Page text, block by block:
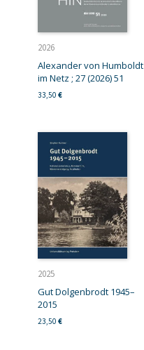
2026
Alexander von Humboldt
im Netz ; 27 (2026) 51
33,50 €
2025
Gut Dolgenbrodt 1945–
2015
23,50 €